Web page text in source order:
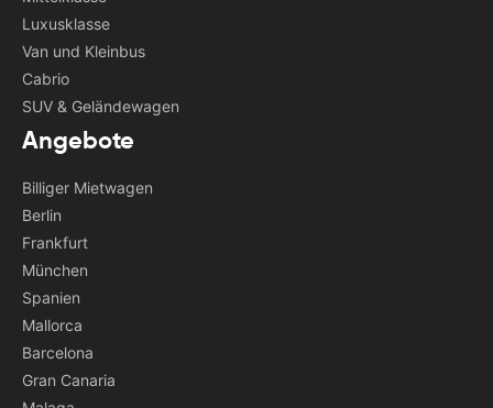
Luxusklasse
Van und Kleinbus
Cabrio
SUV & Geländewagen
Angebote
Billiger Mietwagen
Berlin
Frankfurt
München
Spanien
Mallorca
Barcelona
Gran Canaria